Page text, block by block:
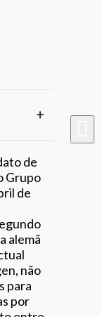
de
Grupo
de
alemã
não
para
por